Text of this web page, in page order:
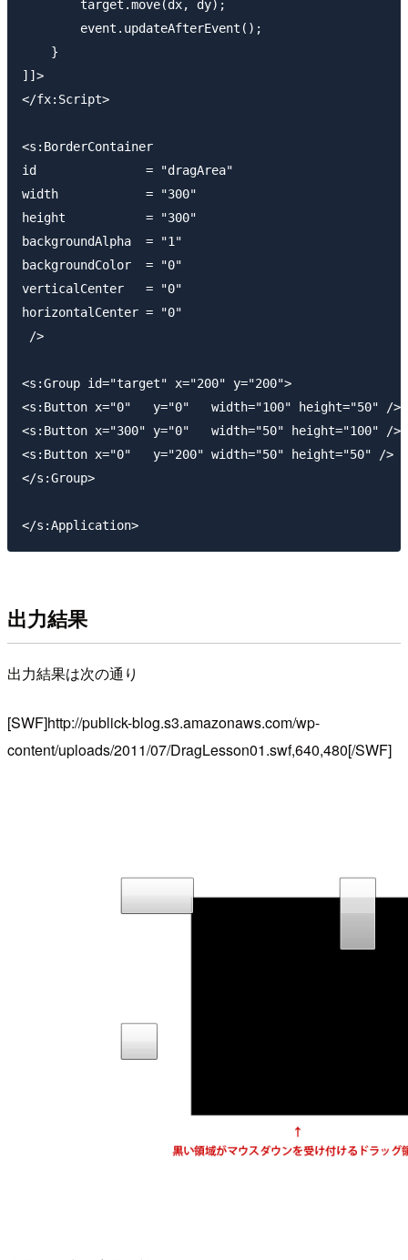
        target.move(dx, dy);
        event.updateAfterEvent();
    }
]]>
</fx:Script>
<s:BorderContainer
id               = "dragArea"
width            = "300"
height           = "300"
backgroundAlpha  = "1"
backgroundColor  = "0"
verticalCenter   = "0"
horizontalCenter = "0"
/>
<s:Group id="target" x="200" y="200">
<s:Button x="0"   y="0"   width="100" height="50" />
<s:Button x="300" y="0"   width="50" height="100" />
<s:Button x="0"   y="200" width="50" height="50" />
</s:Group>
出力結果
出力結果は次の通り
[SWF]http://publick-blog.s3.amazonaws.com/wp-
content/uploads/2011/07/DragLesson01.swf,640,480[/SWF]